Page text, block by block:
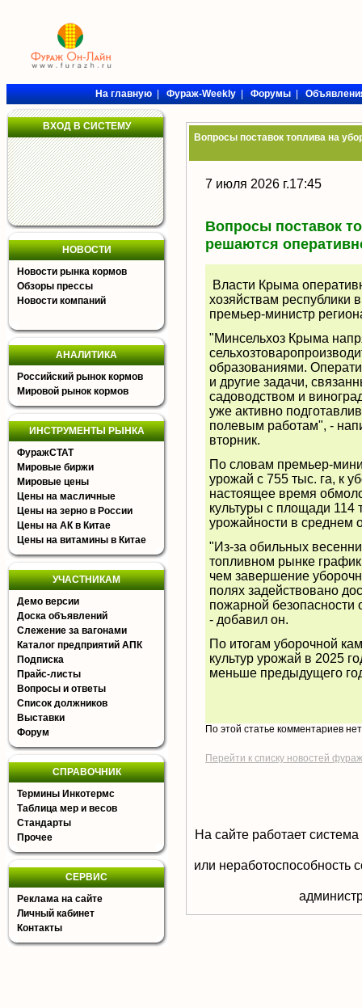
На главную|Фураж-Weekly|Форумы|
ВХОД В СИСТЕМУ
НОВОСТИ
Новости рынка кормов
Обзоры прессы
Новости компаний
АНАЛИТИКА
Российский рынок кормов
Мировой рынок кормов
ИНСТРУМЕНТЫ РЫНКА
ФуражСТАТ
Мировые биржи
Мировые цены
Цены на масличные
Цены на зерно в России
Цены на АК в Китае
Цены на витамины в Китае
УЧАСТНИКАМ
Демо версии
Доска объявлений
Слежение за вагонами
Каталог предприятий АПК
Подписка
Прайс-листы
Вопросы и ответы
Список должников
Выставки
Форум
СПРАВОЧНИК
Термины Инкотермс
Таблица мер и весов
Стандарты
Прочее
СЕРВИС
Реклама на сайте
Личный кабинет
Контакты
Вопросы поставок топлива на
7 июля 2026 г.17:45
Вопросы поставок
решаются
Власти Крыма
хозяйствам республики
премьер-министр
"Минсельхоз Крыма
образованиями.
и другие задачи,
садоводством и
уже активно
полевым работам", -
вторник.
По словам премьер-
урожай с 755 тыс. га, к
настоящее время
культуры с площади 114
урожайности в среднем
"Из-за обильных
топливном рынке
чем завершение
полях задействовано
пожарной безопасности
- добавил он.
По итогам уборочной
культур урожай в 2025
меньше предыдущего
По этой статье комментариев
Перейти к списку новостей
На сайте работает
или неработоспособность